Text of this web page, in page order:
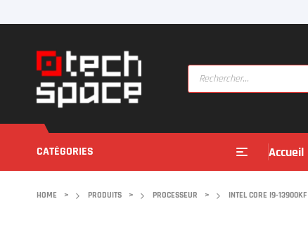
CATÉGORIES Accueil
HOME > PRODUITS > PROCESSEUR > INTEL CORE I9-13900KF